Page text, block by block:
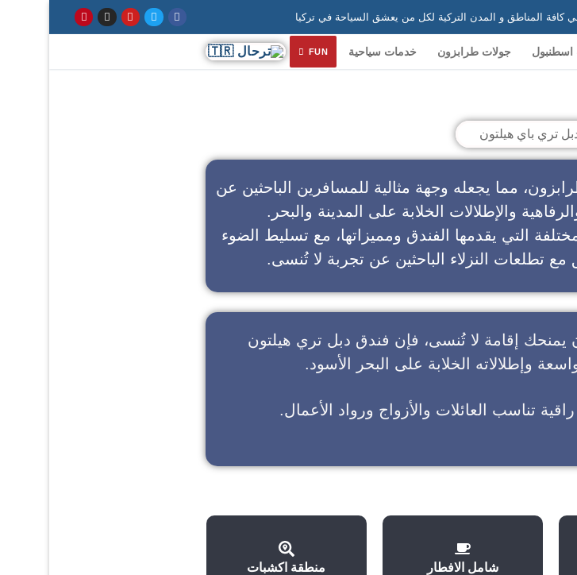
اسطنبول جولات طرابزون خدمات سياحية FUN
مما يجعله وجهة مثالية للمسافرين الباحثين عن
والإطلالات الخلابة على المدينة والبحر.
التي يقدمها الفندق ومميزاتها، مع تسليط الضوء
مع تطلعات النزلاء الباحثين عن تجربة لا تُنسى.
يمنحك إقامة لا تُنسى، فإن فندق دبل تري هيلتون
وإطلالاته الخلابة على البحر الأسود.
تناسب العائلات والأزواج ورواد الأعمال.
شامل الافطار منطقة اكشبات